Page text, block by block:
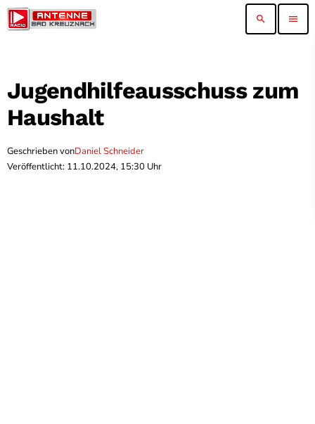
search menu
Jugendhilfeausschuss zum
Haushalt
Geschrieben vonDaniel Schneider
Veröffentlicht: 11.10.2024, 15:30 Uhr